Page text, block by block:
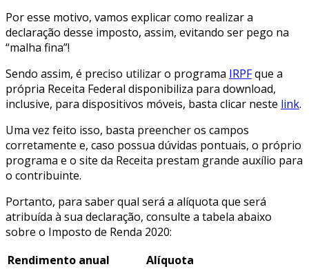
Por esse motivo, vamos explicar como realizar a
declaração desse imposto, assim, evitando ser pego na
“malha fina”!
Sendo assim, é preciso utilizar o programa IRPFque a
própria Receita Federal disponibiliza para download,
inclusive, para dispositivos móveis, basta clicar neste link.
Uma vez feito isso, basta preencher os campos
corretamente e, caso possua dúvidas pontuais, o próprio
programa e o site da Receita prestam grande auxílio para
o contribuinte.
Portanto, para saber qual será a alíquota que será
atribuída à sua declaração, consulte a tabela abaixo
sobre o Imposto de Renda 2020:
Rendimento anual
Alíquota